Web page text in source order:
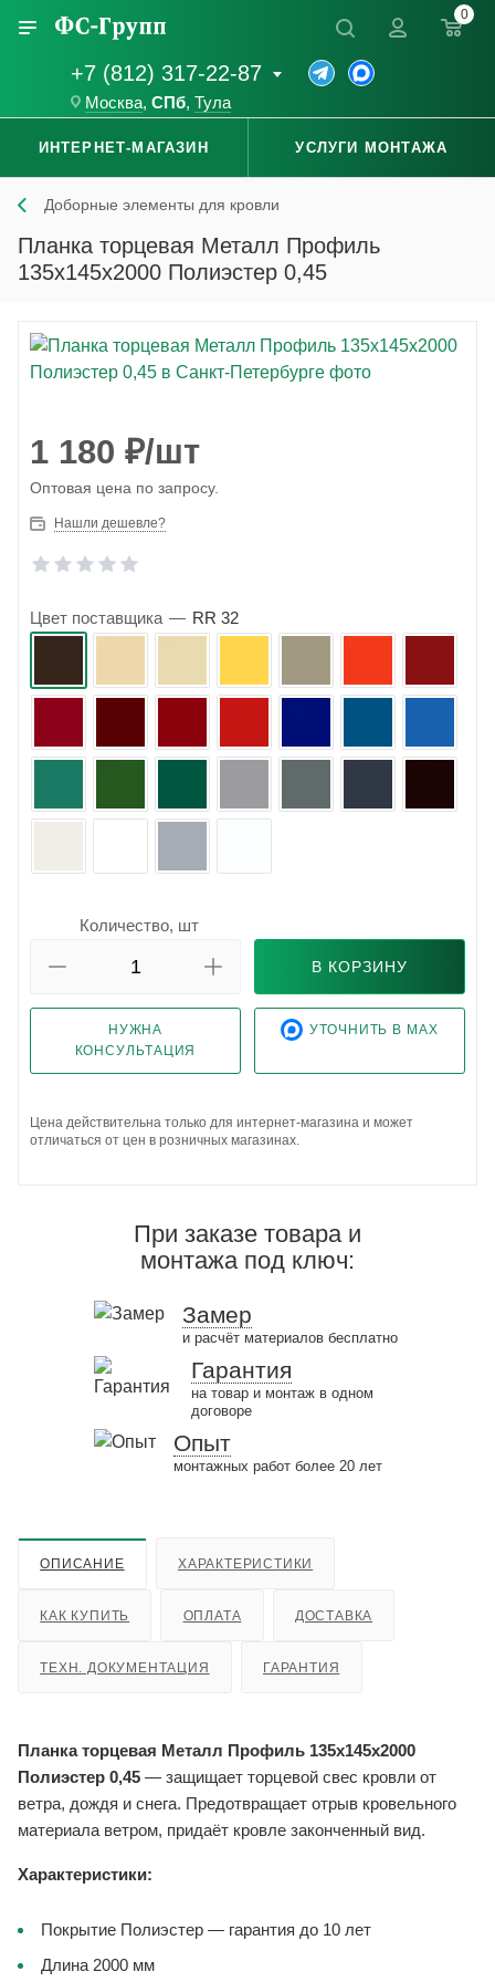
+7 (812) 317-22-87
Москва, СПб, Тула
0
ИНТЕРНЕТ-МАГАЗИН УСЛУГИ МОНТАЖА
Доборные элементы для кровли
Планка торцевая Металл Профиль
135x145x2000 Полиэстер 0,45
1 180 ₽/шт
Оптовая цена по запросу.
Нашли дешевле?
Цвет поставщика — RR 32
Количество, шт
В КОРЗИНУ
НУЖНА
КОНСУЛЬТАЦИЯ
УТОЧНИТЬ В MAX
Цена действительна только для интернет-магазина и может
отличаться от цен в розничных магазинах.
При заказе товара и
монтажа под ключ:
Замер
и расчёт материалов бесплатно
Гарантия
на товар и монтаж в одном
договоре
Опыт
монтажных работ более 20 лет
ОПИСАНИЕ ХАРАКТЕРИСТИКИ
КАК КУПИТЬ ОПЛАТА ДОСТАВКА
ТЕХН. ДОКУМЕНТАЦИЯ ГАРАНТИЯ
Планка торцевая Металл Профиль 135x145x2000
Полиэстер 0,45 — защищает торцевой свес кровли от
ветра, дождя и снега. Предотвращает отрыв кровельного
материала ветром, придаёт кровле законченный вид.
Характеристики:
Покрытие Полиэстер — гарантия до 10 лет
Длина 2000 мм